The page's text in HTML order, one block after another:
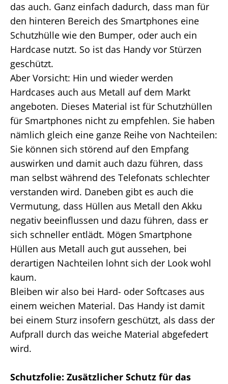
das auch. Ganz einfach dadurch, dass man für
den hinteren Bereich des Smartphones eine
Schutzhülle wie den Bumper, oder auch ein
Hardcase nutzt. So ist das Handy vor Stürzen
geschützt.
Aber Vorsicht: Hin und wieder werden
Hardcases auch aus Metall auf dem Markt
angeboten. Dieses Material ist für Schutzhüllen
für Smartphones nicht zu empfehlen. Sie haben
nämlich gleich eine ganze Reihe von Nachteilen:
Sie können sich störend auf den Empfang
auswirken und damit auch dazu führen, dass
man selbst während des Telefonats schlechter
verstanden wird. Daneben gibt es auch die
Vermutung, dass Hüllen aus Metall den Akku
negativ beeinflussen und dazu führen, dass er
sich schneller entlädt. Mögen Smartphone
Hüllen aus Metall auch gut aussehen, bei
derartigen Nachteilen lohnt sich der Look wohl
kaum.
Bleiben wir also bei Hard- oder Softcases aus
einem weichen Material. Das Handy ist damit
bei einem Sturz insofern geschützt, als dass der
Aufprall durch das weiche Material abgefedert
wird.
Schutzfolie: Zusätzlicher Schutz für das